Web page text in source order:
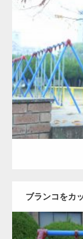
Category:公
ダ
ブランコをカ